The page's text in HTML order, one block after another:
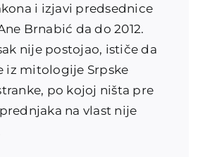
i izjavi predsednice
Brnabić da do 2012.
nije postojao, ističe da
iz mitologije Srpske
po kojoj ništa pre
na vlast nije